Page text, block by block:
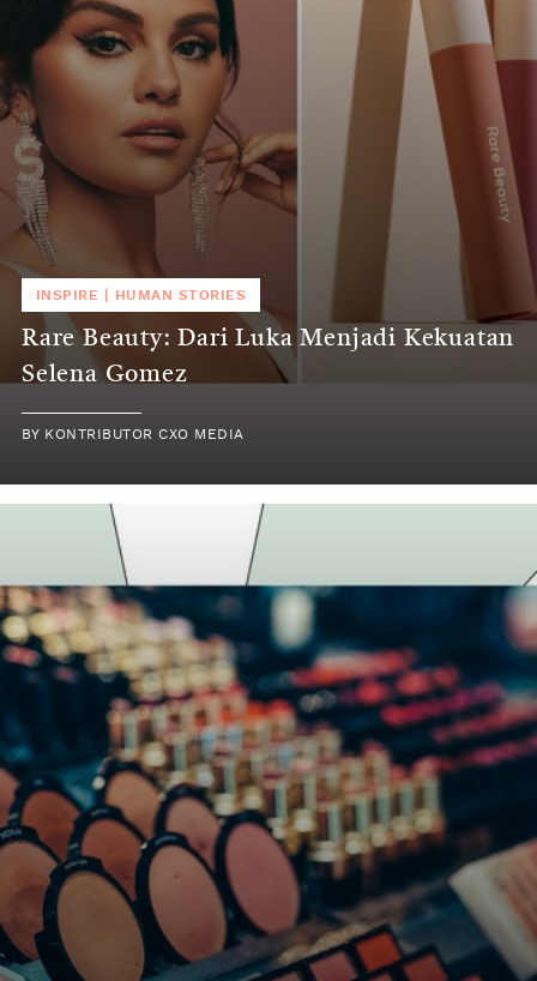
INSPIRE HUMAN STORIES
Rare Beauty: Dari Luka Menjadi Kekuatan
Selena Gomez
BY KONTRIBUTOR CXO MEDIA